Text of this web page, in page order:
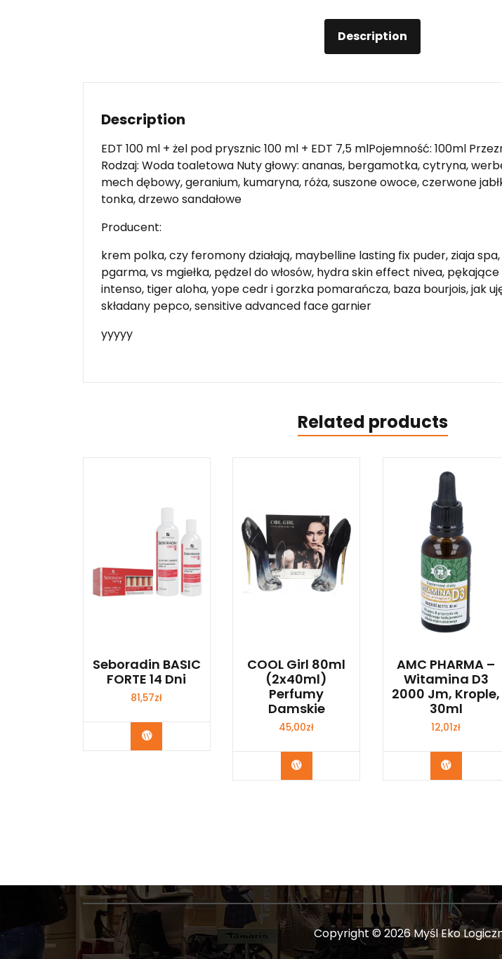
Description
Description
EDT 100 ml + żel pod prysznic 100 ml + EDT 7,5 mlPojemność: 100ml
Rodzaj: Woda toaletowa Nuty głowy: ananas, bergamotka, cytryna,
mech dębowy, geranium, kumaryna, róża, suszone owoce, czerwone
tonka, drzewo sandałowe
Producent:
krem polka, czy feromony działają, maybelline lasting fix puder, ziaja
pgarma, vs mgiełka, pędzel do włosów, hydra skin effect nivea,
intenso, tiger aloha, yope cedr i gorzka pomarańcza, baza bourjois, jak
składany pepco, sensitive advanced face garnier
yyyyy
Related products
Seboradin BASIC
FORTE 14 Dni
81,57zł
Zobacz
COOL Girl 80ml
(2x40ml)
Perfumy
Damskie
45,00zł
Zobacz
AMC PHARMA –
Witamina D3
2000 Jm, Krople,
30ml
12,01zł
Zobacz
Copyright © 2026 Myśl Eko